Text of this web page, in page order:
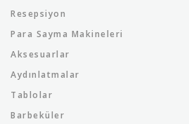
Resepsiyon
Para Sayma Makineleri
Aksesuarlar
Aydınlatmalar
Tablolar
Barbeküler